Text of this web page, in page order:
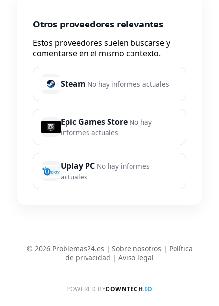
Otros proveedores relevantes
Estos proveedores suelen buscarse y
comentarse en el mismo contexto.
Steam No hay informes actuales
Epic Games Store No hay
informes actuales
Uplay PC No hay informes
actuales
© 2026 Problemas24.es | Sobre nosotros | Política
de privacidad | Aviso legal
POWERED BYDOWNTECH.IO